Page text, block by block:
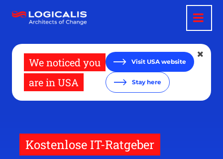
zum
Inhalt
We noticed you
are in USA
Visit USA website
Stay here
Kostenlose IT-Ratgeber